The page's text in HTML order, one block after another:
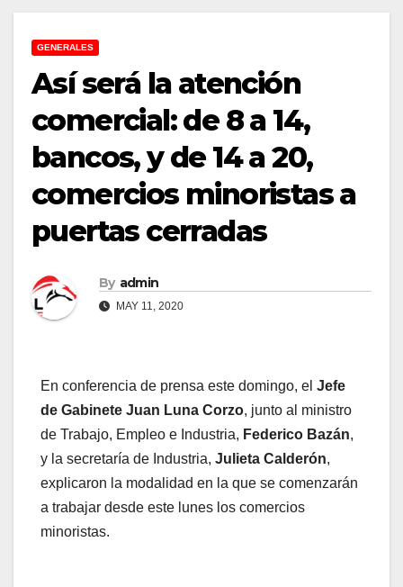
GENERALES
Así será la atención
comercial: de 8 a 14,
bancos, y de 14 a 20,
comercios minoristas a
puertas cerradas
By admin
MAY 11, 2020
En conferencia de prensa este domingo, el Jefe
de Gabinete Juan Luna Corzo, junto al ministro
de Trabajo, Empleo e Industria, Federico Bazán,
y la secretaría de Industria, Julieta Calderón,
explicaron la modalidad en la que se comenzarán
a trabajar desde este lunes los comercios
minoristas.